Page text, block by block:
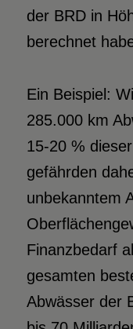
der BRD in
berechnet
Ein Beispiel:
285.000 km
15-20 %
gefährden
unbekanntem
Finanzbedarf
gesamten
Abwässer der